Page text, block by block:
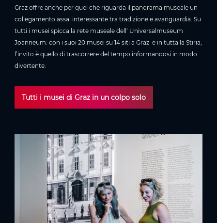
Graz offre anche per quel che riguarda il panorama museale un
collegamento assai interessante tra tradizione e avanguardia. Su
tutti i musei spicca la rete museale dell‘ Universalmuseum
Joanneum: con i suoi 20 musei su 14 siti a Graz e in tutta la Stiria,
l’invito è quello di trascorrere del tempo informandosi in modo
divertente.
Tutti i musei di Graz in un colpo solo